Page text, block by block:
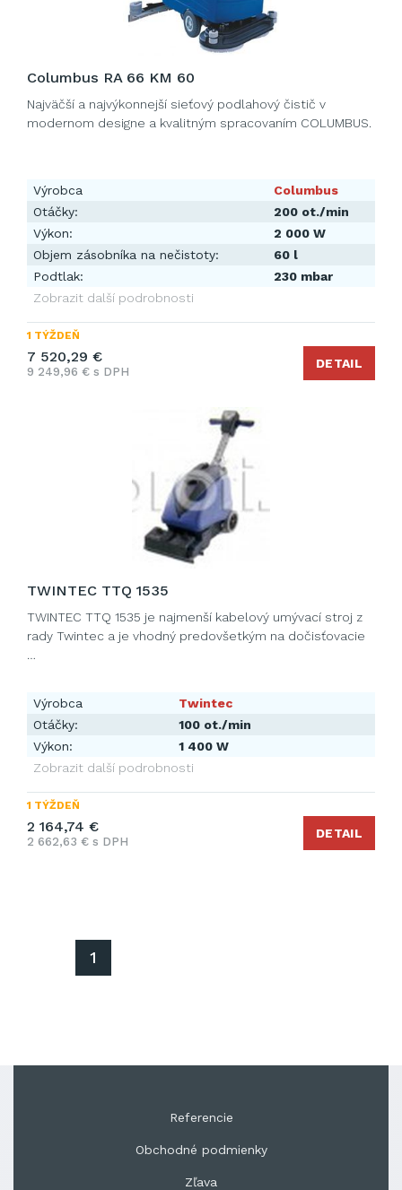
Columbus RA 66 KM 60
Najväčší a najvýkonnejší sieťový podlahový čistič v
modernom designe a kvalitným spracovaním COLUMBUS.
Výrobca
Columbus
Otáčky:
200 ot./min
Výkon:
2 000 W
Objem zásobníka na nečistoty:
60 l
Podtlak:
230 mbar
Zobrazit další podrobnosti
1 TÝŽDEŇ
7 520,29 €
9 249,96 € s DPH
DETAIL
TWINTEC TTQ 1535
TWINTEC TTQ 1535 je najmenší kabelový umývací stroj z
rady Twintec a je vhodný predovšetkým na dočisťovacie
…
Výrobca
Twintec
Otáčky:
100 ot./min
Výkon:
1 400 W
Zobrazit další podrobnosti
1 TÝŽDEŇ
2 164,74 €
2 662,63 € s DPH
DETAIL
1
Referencie
Obchodné podmienky
Zľava